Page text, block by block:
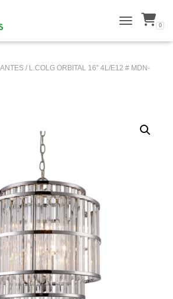
ALTERNAR
0
/ L.COLG ORBITAL 16″ 4L/E12 # MDN-